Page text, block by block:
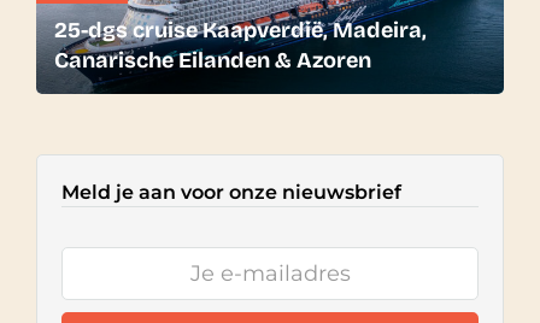
25-dgs cruise Kaapverdië, Madeira,
Canarische Eilanden & Azoren
Meld je aan voor onze nieuwsbrief